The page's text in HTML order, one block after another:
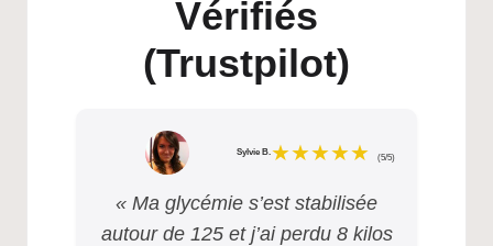
Vérifiés
(Trustpilot)
Sylvie B.★★★★★ (5/5)
« Ma glycémie s’est stabilisée
autour de 125 et j’ai perdu 8 kilos